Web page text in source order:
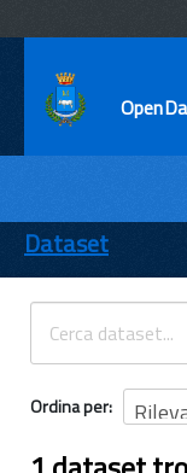
ENTI
TEMI
INFORMAZIONI
Dataset
Ordina per